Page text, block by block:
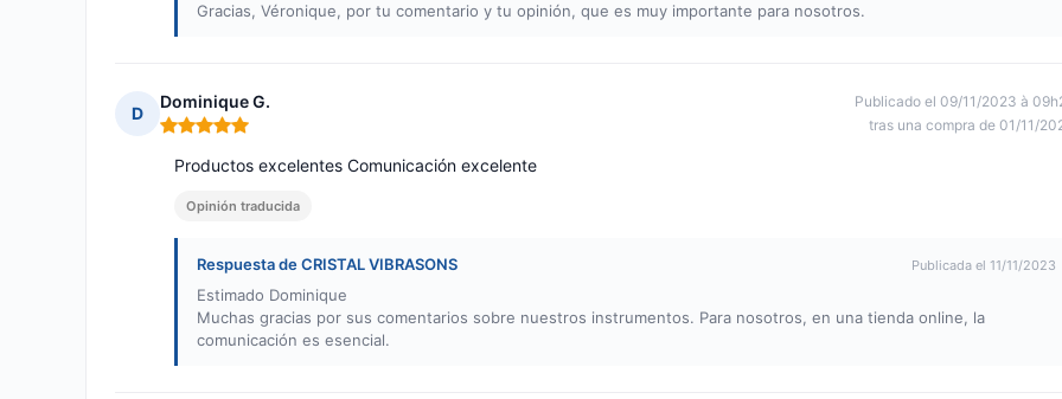
Gracias, Véronique, por tu comentario y tu opinión, que es muy importante para nosotros.
D
Dominique G.
Nota: 5 de 5
Publicado el 09/11/2023 à
tras una compra de 01/11/
Productos excelentes Comunicación excelente
Opinión traducida
Respuesta de CRISTAL VIBRASONS Publicada el 11/11/2023
Estimado Dominique
Muchas gracias por sus comentarios sobre nuestros instrumentos. Para nosotros, en una tienda online, la
comunicación es esencial.